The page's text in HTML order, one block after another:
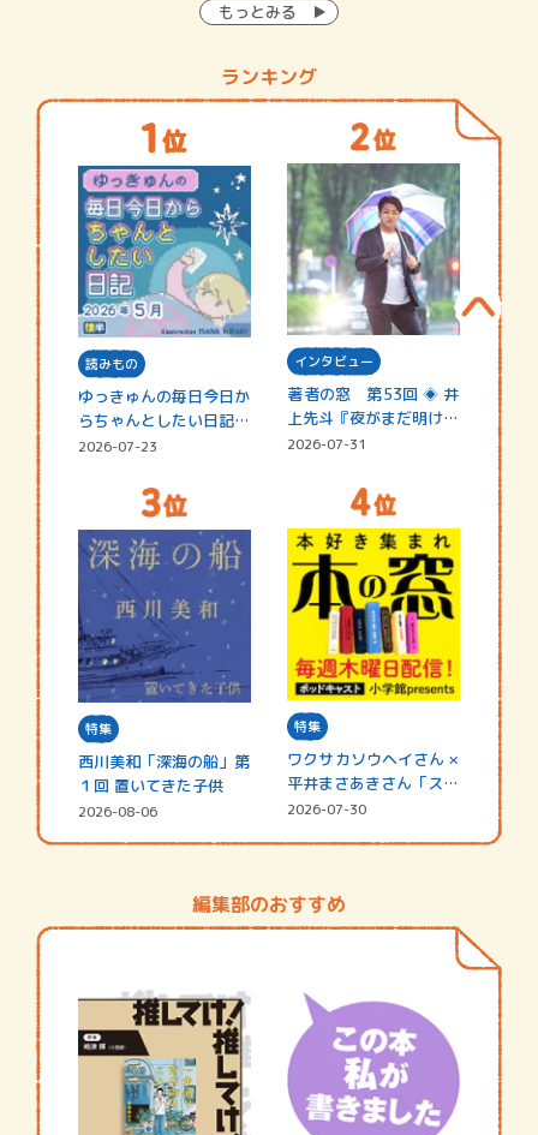
もっとみる
ランキング
読みもの
ゆっきゅんの毎日今日か
らちゃんとしたい日記
☆202…
2026-07-23
インタビュー
著者の窓 第53回 ◈ 井
上先斗『夜がまだ明けな
い』
2026-07-31
特集
西川美和「深海の船」第
１回 置いてきた子供
2026-08-06
特集
ワクサカソウヘイさん ×
平井まさあきさん「スペ
シャ…
2026-07-30
編集部のおすすめ